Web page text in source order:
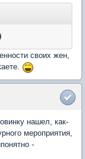
своих жен,
нашел, как-
мероприятия,
-